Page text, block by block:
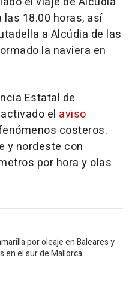
18.00 horas, así
a Alcúdia de las
la naviera en
Estatal de
el aviso
costeros.
y nordeste con
por hora y olas
por oleaje en Baleares y
en el sur de Mallorca